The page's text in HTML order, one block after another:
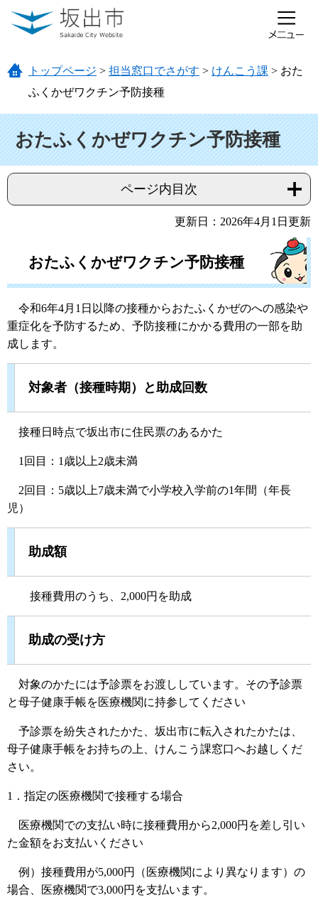
ページの先頭です。
メニューを飛ばして本文へ
トップページ > 担当窓口でさがす > けんこう課 > おた
ふくかぜワクチン予防接種
おたふくかぜワクチン予防接種
ページ内目次
更新日：2026年4月1日更新
おたふくかぜワクチン予防接種
令和6年4月1日以降の接種からおたふくかぜのへの感染や
重症化を予防するため、予防接種にかかる費用の一部を助
成します。
対象者（接種時期）と助成回数
接種日時点で坂出市に住民票のあるかた
1回目：1歳以上2歳未満
2回目：5歳以上7歳未満で小学校入学前の1年間（年長
児）
助成額
接種費用のうち、2,000円を助成
助成の受け方
対象のかたには予診票をお渡ししています。その予診票
と母子健康手帳を医療機関に持参してください
予診票を紛失されたかた、坂出市に転入されたかたは、
母子健康手帳をお持ちの上、けんこう課窓口へお越しくだ
さい。
1．指定の医療機関で接種する場合
医療機関での支払い時に接種費用から2,000円を差し引い
た金額をお支払いください
例）接種費用が5,000円（医療機関により異なります）の
場合、医療機関で3,000円を支払います。